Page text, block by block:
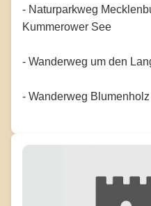
- Naturparkweg
Kummerower See
- Wanderweg um den
- Wanderweg